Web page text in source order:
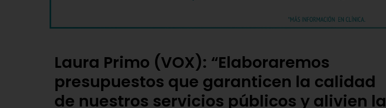
Laura Primo (VOX): “Elaboraremos
presupuestos que garanticen la calidad
de nuestros servicios públicos y alivien la